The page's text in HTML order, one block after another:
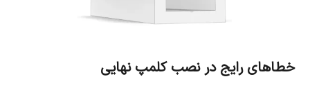
خطاهای رایج در نصب کلمپ نهایی